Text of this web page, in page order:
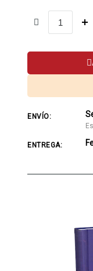
ENVÍO:
ENTREGA: